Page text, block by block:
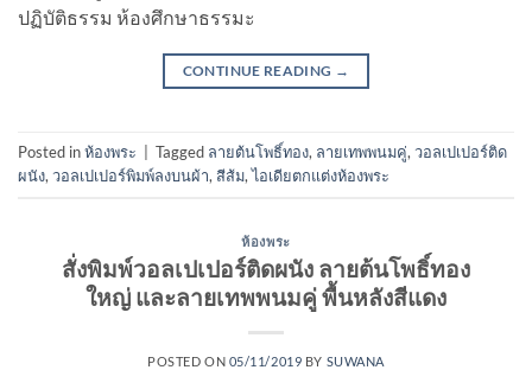
ปฏิบัติธรรม ห้องศึกษาธรรมะ
CONTINUE READING →
Posted inห้องพระ Tagged ลายต้นโพธิ์ทอง, ลายเทพพนมคู่,วอลเปเปอร์ติด
ผนัง,วอลเปเปอร์พิมพ์ลงบนผ้า, สีส้ม,ไอเดียตกแต่งห้องพระ
ห้องพระ
สั่งพิมพ์วอลเปเปอร์ติดผนัง ลายต้นโพธิ์ทอง
ใหญ่ และลายเทพพนมคู่ พื้นหลังสีแดง
POSTED ON 05/11/2019 BY SUWANA